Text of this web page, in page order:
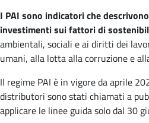
I PAI sono indicatori che
investimenti sui fattori di
ambientali, sociali e ai diritti dei
umani, alla lotta alla corruzione e
Il regime PAI è in vigore da aprile
distributori sono stati chiamati a
applicare le linee guida solo dal 30